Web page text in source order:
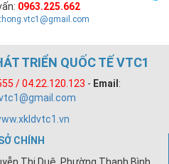
0963.225.662
TRIỂN QUỐC TẾ VTC1
/ 04.22.120.123 - Email :
CHÍNH